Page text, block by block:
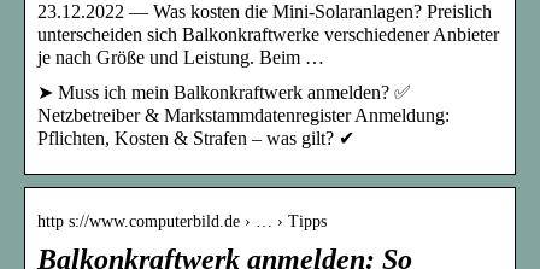
23.12.2022 — Was kosten die Mini-Solaranlagen? Preislich
unterscheiden sich Balkonkraftwerke verschiedener Anbieter
je nach Größe und Leistung. Beim …
➤ Muss ich mein Balkonkraftwerk anmelden? ✅
Netzbetreiber & Markstammdatenregister Anmeldung:
Pflichten, Kosten & Strafen – was gilt? ✔
http s://www.computerbild.de › … › Tipps
Balkonkraftwerk anmelden: So